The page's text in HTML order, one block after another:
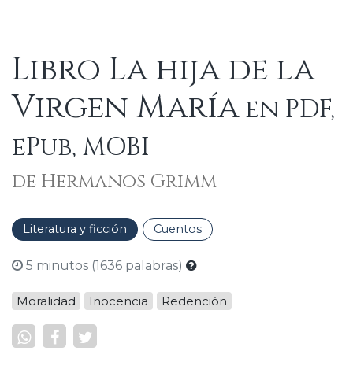
Libro La hija de la
Virgen Maríaen PDF,
ePub, MOBI
de Hermanos Grimm
Literatura y ficción Cuentos
5 minutos (1636 palabras)
Moralidad Inocencia Redención